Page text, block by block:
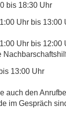
bis 18:30 Uhr
Uhr bis 13:00
Uhr bis 12:00
13:00 Uhr
auch den
im Gespräch